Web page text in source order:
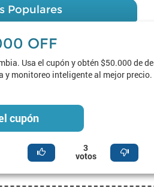
Populares
OFF
Usa el cupón y obtén $50.000 de
y monitoreo inteligente al mejor precio.
cupón
3
votos